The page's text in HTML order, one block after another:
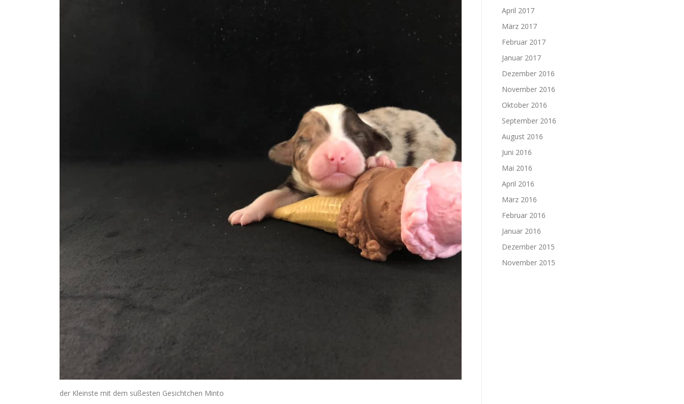
der Kleinste mit dem süßesten Gesichtchen Minto
April 2017
März 2017
Februar 2017
Januar 2017
Dezember 2016
November 2016
Oktober 2016
September 2016
August 2016
Juni 2016
Mai 2016
April 2016
März 2016
Februar 2016
Januar 2016
Dezember 2015
November 2015